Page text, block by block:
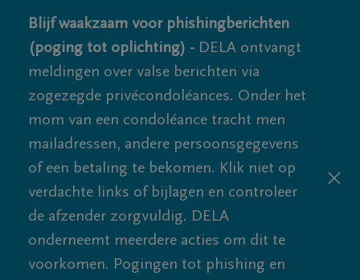
Blijf waakzaam voor phishingberichten
(poging tot oplichting) - DELA ontvangt
meldingen over valse berichten via
zogezegde privécondoléances. Onder het
mom van een condoléance tracht men
mailadressen, andere persoonsgegevens
of een betaling te bekomen. Klik niet op
verdachte links of bijlagen en controleer
de afzender zorgvuldig. DELA
onderneemt meerdere acties om dit te
voorkomen. Pogingen tot phishing en